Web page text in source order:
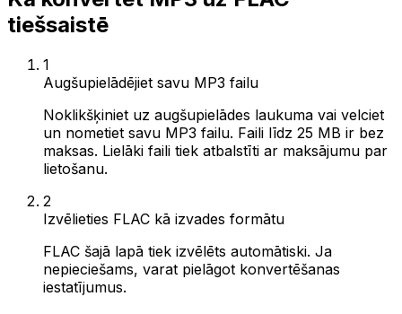
tiešsaistē
1
Augšupielādējiet savu MP3 failu
Noklikšķiniet uz augšupielādes laukuma vai velciet
un nometiet savu MP3 failu. Faili līdz 25 MB ir bez
maksas. Lielāki faili tiek atbalstīti ar maksājumu par
lietošanu.
2
Izvēlieties FLAC kā izvades formātu
FLAC šajā lapā tiek izvēlēts automātiski. Ja
nepieciešams, varat pielāgot konvertēšanas
iestatījumus.